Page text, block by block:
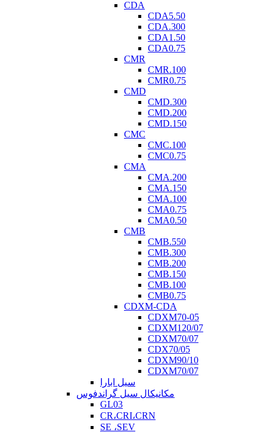
CDA
CDA5.50
CDA.300
CDA1.50
CDA0.75
CMR
CMR.100
CMR0.75
CMD
CMD.300
CMD.200
CMD.150
CMC
CMC.100
CMC0.75
CMA
CMA.200
CMA.150
CMA.100
CMA0.75
CMA0.50
CMB
CMB.550
CMB.300
CMB.200
CMB.150
CMB.100
CMB0.75
CDXM-CDA
CDXM70-05
CDXM120/07
CDXM70/07
CDX70/05
CDXM90/10
CDXM70/07
سیل ابارا
مکانیکال سیل گراندفوس
GL03
CR،CRI،CRN
SE ،SEV